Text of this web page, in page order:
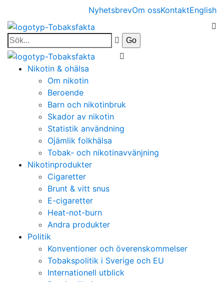
NyhetsbrevOm ossKontaktEnglish
Nikotin & ohälsa
Om nikotin
Beroende
Barn och nikotinbruk
Skador av nikotin
Statistik användning
Ojämlik folkhälsa
Tobak- och nikotinavvänjning
Nikotinprodukter
Cigaretter
Brunt & vitt snus
E-cigaretter
Heat-not-burn
Andra produkter
Politik
Konventioner och överenskommelser
Tobakspolitik i Sverige och EU
Internationell utblick